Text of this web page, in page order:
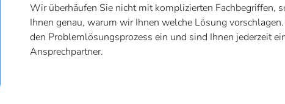
Wir überhäufen Sie nicht mit komplizierten Fachbegriffen,
Ihnen genau, warum wir Ihnen welche Lösung
den Problemlösungsprozess ein und sind Ihnen jederzeit
Ansprechpartner.